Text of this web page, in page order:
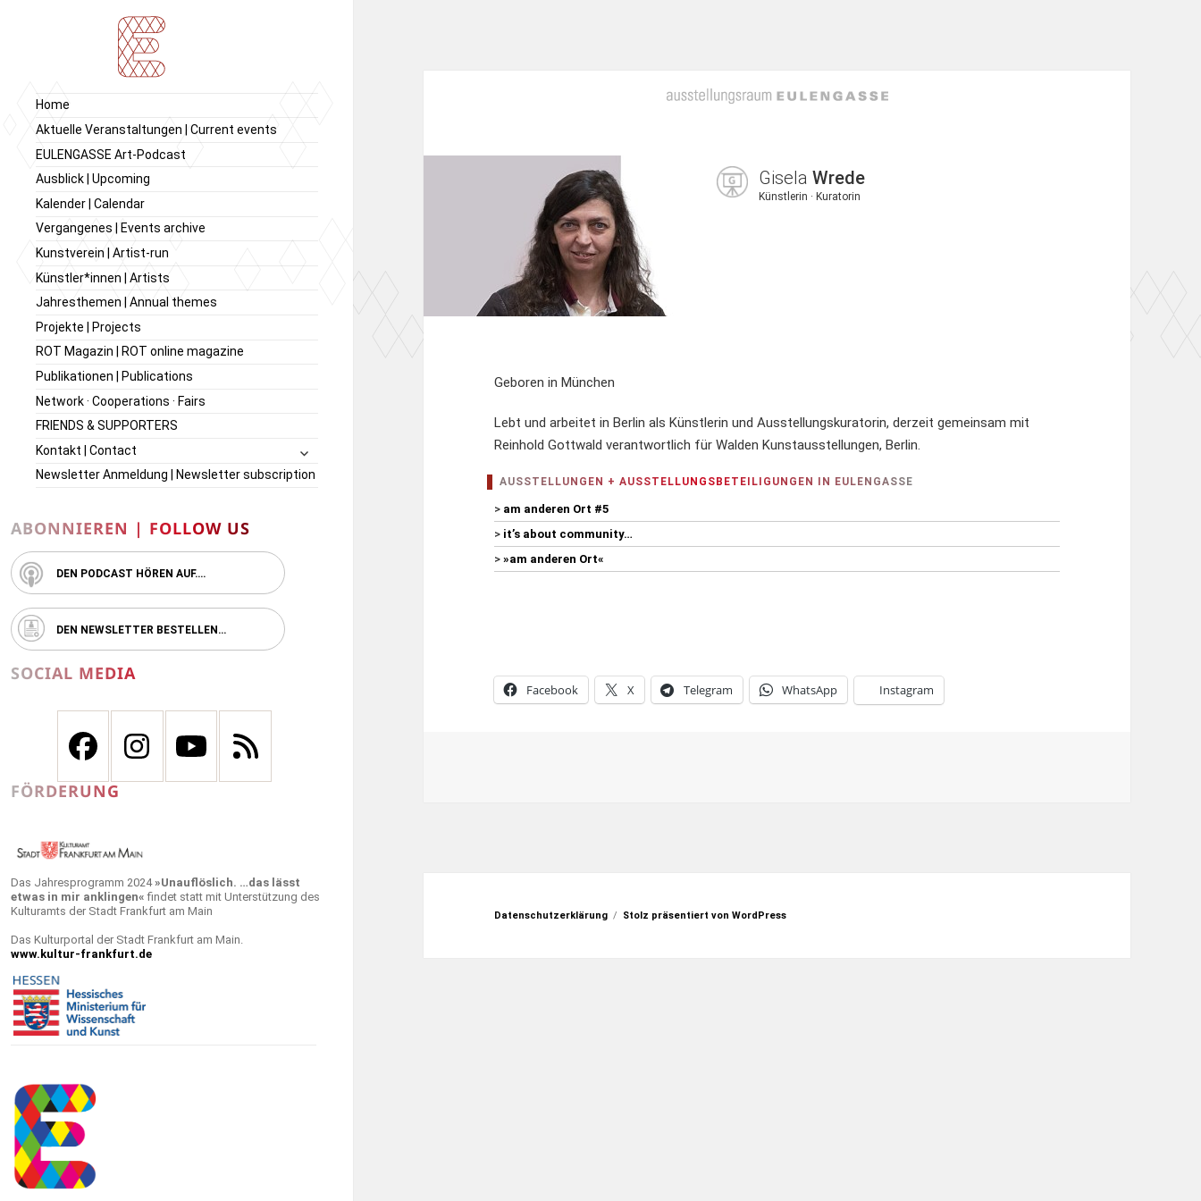
Ausstellungsraum
EULENGASSE
zeitgenössischer Kunst,
Kunstverein
EULENGASSE e.V.
Home
Aktuelle Veranstaltungen | Current events
EULENGASSE Art-Podcast
Ausblick | Upcoming
Kalender | Calendar
Vergangenes | Events archive
Kunstverein | Artist-run
Künstler*innen | Artists
Jahresthemen | Annual themes
Projekte | Projects
ROT Magazin | ROT online magazine
Publikationen | Publications
Network · Cooperations · Fairs
FRIENDS & SUPPORTERS
Kontakt | Contact
Newsletter Anmeldung | Newsletter subscription
ABONNIEREN | FOLLOW US
DEN PODCAST HÖREN AUF….
DEN NEWSLETTER BESTELLEN…
SOCIAL MEDIA
FÖRDERUNG
Das Jahresprogramm 2024»Unauflöslich. …das lässt
etwas in mir anklingen« findet statt mit Unterstützung des
Kulturamts der Stadt Frankfurt am Main
Das Kulturportal der Stadt Frankfurt am Main.
www.kultur-frankfurt.de
Gisela Wrede
Künstlerin · Kuratorin
Geboren in München
Lebt und arbeitet in Berlin als Künstlerin und Ausstellungskuratorin, derzeit gemeinsam mit
Reinhold Gottwald verantwortlich für Walden Kunstausstellungen, Berlin.
AUSSTELLUNGEN + AUSSTELLUNGSBETEILIGUNGEN IN EULENGASSE
> am anderen Ort #5
> it’s about community…
>»am anderen Ort«
Facebook X Telegram WhatsApp Instagram
Datenschutzerklärung Stolz präsentiert von WordPress